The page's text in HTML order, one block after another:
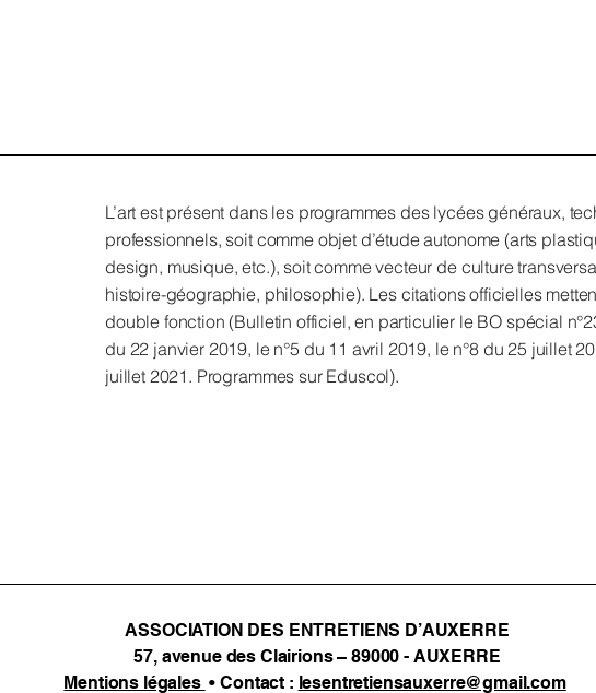
L’art est présent dans les programmes des lycées généraux,
professionnels, soit comme objet d’étude autonome (arts
design, musique, etc.), soit comme vecteur de culture
histoire-géographie, philosophie). Les citations officielles
double fonction (Bulletin officiel, en particulier le BO spécial
du 22 janvier 2019, le n°5 du 11 avril 2019, le n°8 du 25 juillet
juillet 2021. Programmes sur Eduscol).
ASSOCIATION DES ENTRETIENS D’AUXERRE
57, avenue des Clairions – 89000 - AUXERRE
Mentions légales • Contact : lesentretiensauxerre@gmail.com